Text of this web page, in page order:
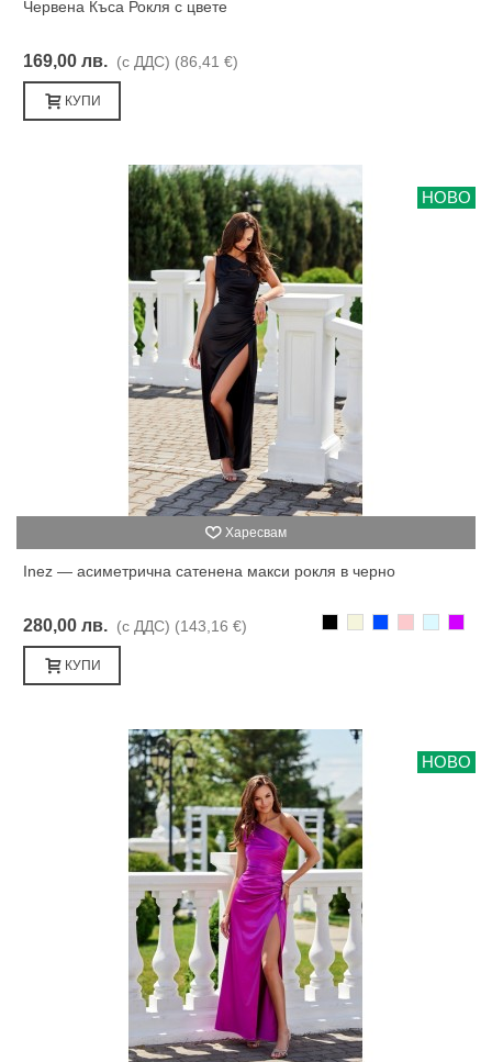
Червена Къса Рокля с цвете
169,00 лв. (с ДДС) (86,41 €)
КУПИ
НОВО
Харесвам
Inez — асиметрична сатенена макси рокля в черно
280,00 лв. (с ДДС) (143,16 €)
КУПИ
НОВО